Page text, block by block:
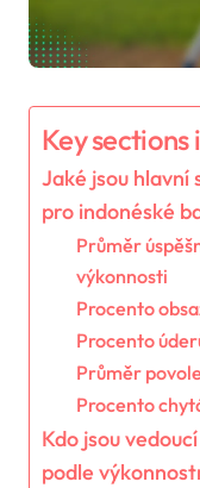
Key
Jaké jsou
pro indonéské
Průměr
výkonnosti
Procento
Procento
Průměr
Procento
Kdo jsou
podle